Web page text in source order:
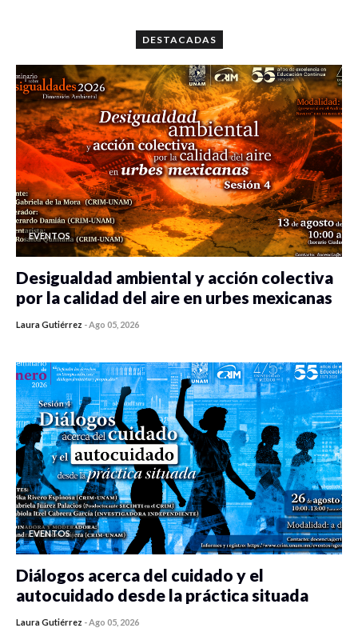
DESTACADAS
EVENTOS
Desigualdad ambiental y acción colectiva
por la calidad del aire en urbes mexicanas
Laura Gutiérrez -Ago 05, 2026
EVENTOS
Diálogos acerca del cuidado y el
autocuidado desde la práctica situada
Laura Gutiérrez -Ago 05, 2026